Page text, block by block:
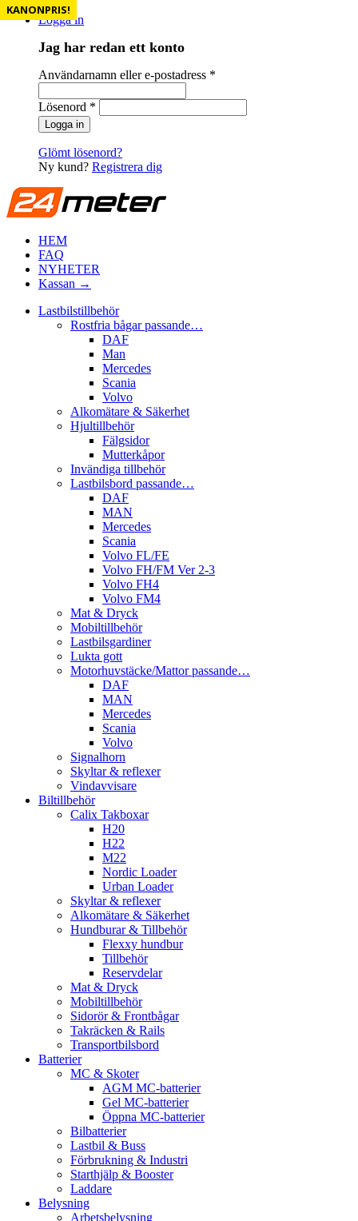
Logga in
Jag har redan ett konto
Användarnamn eller e-postadress *
Lösenord *
Glömt lösenord?
Ny kund? Registrera dig
HEM
FAQ
NYHETER
Kassan →
Lastbilstillbehör
Rostfria bågar passande…
DAF
Man
Mercedes
Scania
Volvo
Alkomätare & Säkerhet
Hjultillbehör
Fälgsidor
Mutterkåpor
Invändiga tillbehör
Lastbilsbord passande…
DAF
MAN
Mercedes
Scania
Volvo FL/FE
Volvo FH/FM Ver 2-3
Volvo FH4
Volvo FM4
Mat & Dryck
Mobiltillbehör
Lastbilsgardiner
Lukta gott
Motorhuvstäcke/Mattor passande…
DAF
MAN
Mercedes
Scania
Volvo
Signalhorn
Skyltar & reflexer
Vindavvisare
Biltillbehör
Calix Takboxar
H20
H22
M22
Nordic Loader
Urban Loader
Skyltar & reflexer
Alkomätare & Säkerhet
Hundburar & Tillbehör
Flexxy hundbur
Tillbehör
Reservdelar
Mat & Dryck
Mobiltillbehör
Sidorör & Frontbågar
Takräcken & Rails
Transportbilsbord
Batterier
MC & Skoter
AGM MC-batterier
Gel MC-batterier
Öppna MC-batterier
Bilbatterier
Lastbil & Buss
Förbrukning & Industri
Starthjälp & Booster
Laddare
Belysning
Arbetsbelysning
KANONPRIS!
KANONPRIS!
KANONPRIS!
KANONPRIS!